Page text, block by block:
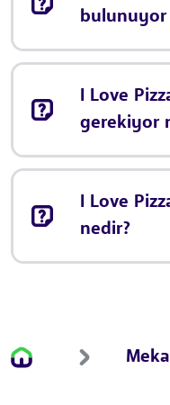
bulunuyor
I Love
gerekiyor
I Love
nedir?